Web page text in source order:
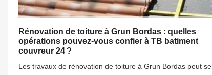
Rénovation de toiture à Grun Bordas : quelles
opérations pouvez-vous confier à TB batiment
couvreur 24 ?
Les travaux de rénovation de toiture à Grun Bordas peut se